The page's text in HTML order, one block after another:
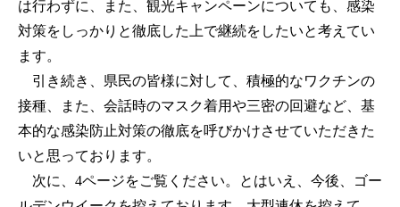
は行わずに、また、観光キャンペーンについても、感染
対策をしっかりと徹底した上で継続をしたいと考えてい
ます。
引き続き、県民の皆様に対して、積極的なワクチンの
接種、また、会話時のマスク着用や三密の回避など、基
本的な感染防止対策の徹底を呼びかけさせていただきた
いと思っております。
次に、4ページをご覧ください。とはいえ、今後、ゴー